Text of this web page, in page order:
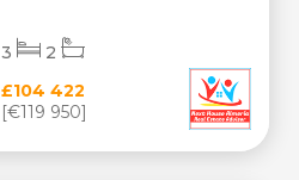
£104 422
[€119 950]
3 2